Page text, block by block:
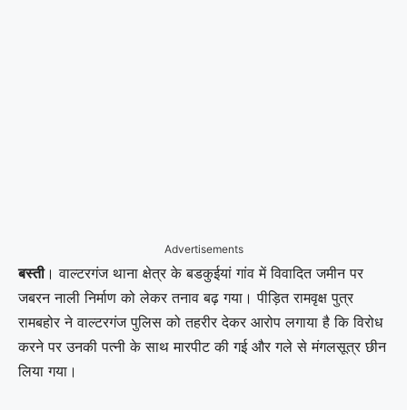
Advertisements
बस्ती। वाल्टरगंज थाना क्षेत्र के बडकुईयां गांव में विवादित जमीन पर
जबरन नाली निर्माण को लेकर तनाव बढ़ गया। पीड़ित रामवृक्ष पुत्र
रामबहोर ने वाल्टरगंज पुलिस को तहरीर देकर आरोप लगाया है कि विरोध
करने पर उनकी पत्नी के साथ मारपीट की गई और गले से मंगलसूत्र छीन
लिया गया।